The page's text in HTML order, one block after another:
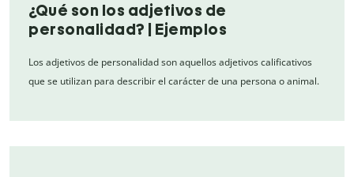
¿Qué son los adjetivos de
personalidad? | Ejemplos
Los adjetivos de personalidad son aquellos adjetivos calificativos
que se utilizan para describir el carácter de una persona o animal.